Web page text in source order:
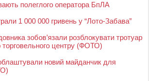
полеглого оператора БпЛА
1 000 000 гривень у “Лото-Забава”
зобов’язали розблокувати тротуар
торговельного центру (ФОТО)
новий майданчик для